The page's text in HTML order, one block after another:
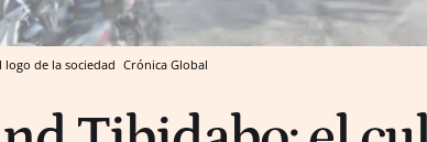
de la sociedad Crónica Global